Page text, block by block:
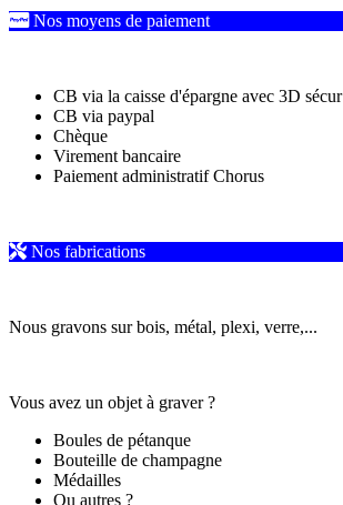
Nos moyens de paiement
CB via la caisse d'épargne avec 3D sécur
CB via paypal
Chèque
Virement bancaire
Paiement administratif Chorus
Nos fabrications
Nous gravons sur bois, métal, plexi, verre,...
Vous avez un objet à graver ?
Boules de pétanque
Bouteille de champagne
Médailles
Ou autres ?